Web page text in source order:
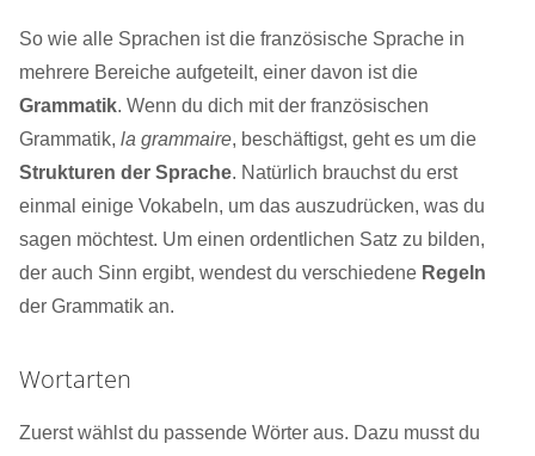
So wie alle Sprachen ist die französische Sprache in
mehrere Bereiche aufgeteilt, einer davon ist die
Grammatik. Wenn du dich mit der französischen
Grammatik, la grammaire, beschäftigst, geht es um die
Strukturen der Sprache. Natürlich brauchst du erst
einmal einige Vokabeln, um das auszudrücken, was du
sagen möchtest. Um einen ordentlichen Satz zu bilden,
der auch Sinn ergibt, wendest du verschiedene Regeln
der Grammatik an.
Wortarten
Zuerst wählst du passende Wörter aus. Dazu musst du